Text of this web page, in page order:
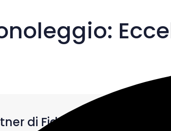
di Fiducia per il